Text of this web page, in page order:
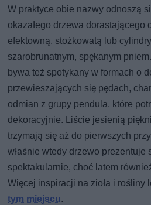
W praktyce obie nazwy odnoszą
okazałego drzewa dorastającego
efektowną, stożkowatą lub
szarobrunatnym, spękanym
bywa też spotykany w formach o
przewieszających się pędach,
odmian z grupy pendula, które
dekoracyjnie. Liście jesienią
trzymają się aż do pierwszych
właśnie wtedy drzewo prezentuje
spektakularnie, choć latem
Więcej inspiracji na zioła i rośliny
tym miejscu.